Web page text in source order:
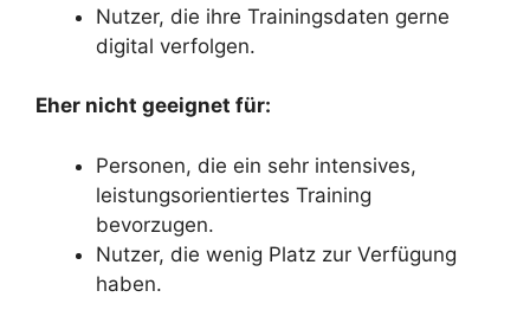
Nutzer, die ihre Trainingsdaten gerne
digital verfolgen.
Eher nicht geeignet für:
Personen, die ein sehr intensives,
leistungsorientiertes Training
bevorzugen.
Nutzer, die wenig Platz zur Verfügung
haben.